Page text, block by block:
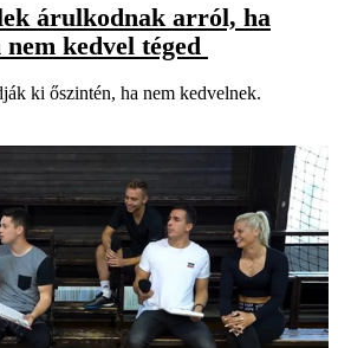
árulkodnak arról, ha
kedvel téged
ki őszintén, ha nem kedvelnek.